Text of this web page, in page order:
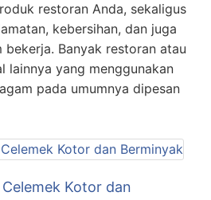
restoran Anda, sekaligus
kebersihan, dan juga
Banyak restoran atau
lainnya yang menggunakan
pada umumnya dipesan
Kotor dan